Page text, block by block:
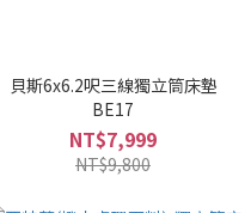
貝斯6x6.2呎三線獨立筒床墊
BE17
NT$7,999
NT$9,800